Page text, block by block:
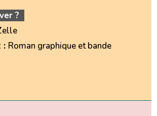
?
: Roman graphique et bande